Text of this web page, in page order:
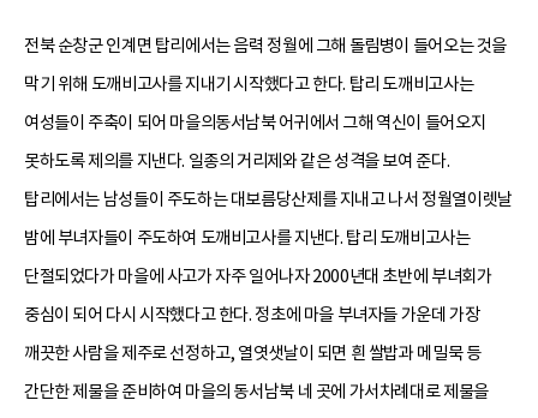
전북 순창군 인계면 탑리에서는 음력 정월에 그해 돌림병이 들어오는 것을
막기 위해 도깨비고사를 지내기 시작했다고 한다. 탑리 도깨비고사는
여성들이 주축이 되어 마을의동서남북 어귀에서 그해 역신이 들어오지
못하도록 제의를 지낸다. 일종의 거리제와 같은 성격을 보여 준다.
탑리에서는 남성들이 주도하는 대보름당산제를 지내고 나서 정월열이렛날
밤에 부녀자들이 주도하여 도깨비고사를 지낸다. 탑리 도깨비고사는
단절되었다가 마을에 사고가 자주 일어나자 2000년대 초반에 부녀회가
중심이 되어 다시 시작했다고 한다. 정초에 마을 부녀자들 가운데 가장
깨끗한 사람을 제주로 선정하고, 열엿샛날이 되면 흰 쌀밥과 메밀묵 등
간단한 제물을 준비하여 마을의 동서남북 네 곳에 가서차례대로 제물을